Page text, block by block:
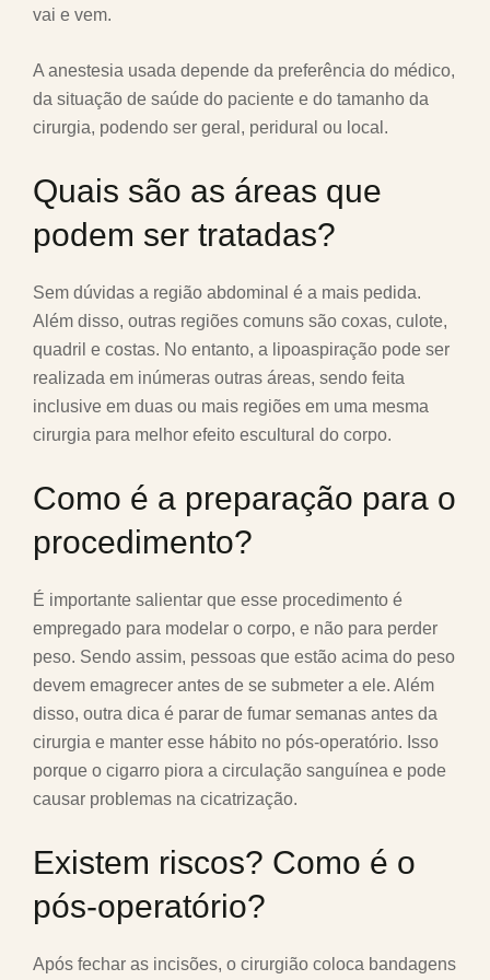
vai e vem.
A anestesia usada depende da preferência do médico,
da situação de saúde do paciente e do tamanho da
cirurgia, podendo ser geral, peridural ou local.
Quais são as áreas que
podem ser tratadas?
Sem dúvidas a região abdominal é a mais pedida.
Além disso, outras regiões comuns são coxas, culote,
quadril e costas. No entanto, a lipoaspiração pode ser
realizada em inúmeras outras áreas, sendo feita
inclusive em duas ou mais regiões em uma mesma
cirurgia para melhor efeito escultural do corpo.
Como é a preparação para o
procedimento?
É importante salientar que esse procedimento é
empregado para modelar o corpo, e não para perder
peso. Sendo assim, pessoas que estão acima do peso
devem emagrecer antes de se submeter a ele. Além
disso, outra dica é parar de fumar semanas antes da
cirurgia e manter esse hábito no pós-operatório. Isso
porque o cigarro piora a circulação sanguínea e pode
causar problemas na cicatrização.
Existem riscos? Como é o
pós-operatório?
Após fechar as incisões, o cirurgião coloca bandagens